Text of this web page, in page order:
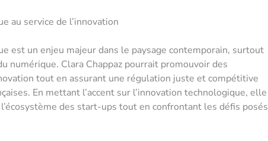
au service de l’innovation
est un enjeu majeur dans le paysage contemporain, surtout
numérique. Clara Chappaz pourrait promouvoir des
tout en assurant une régulation juste et compétitive
En mettant l’accent sur l’innovation technologique, elle
des start-ups tout en confrontant les défis posés